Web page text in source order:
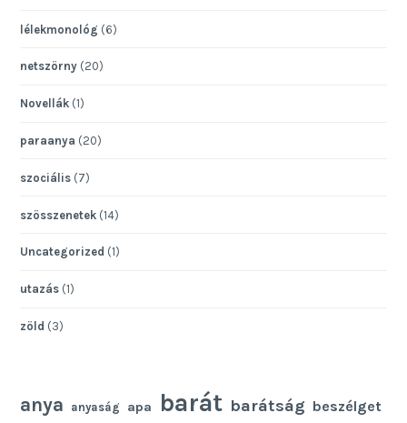
lélekmonológ (6)
netszörny (20)
Novellák (1)
paraanya (20)
szociális (7)
szösszenetek (14)
Uncategorized (1)
utazás (1)
zöld (3)
anya anyaság apa barát barátság beszélget